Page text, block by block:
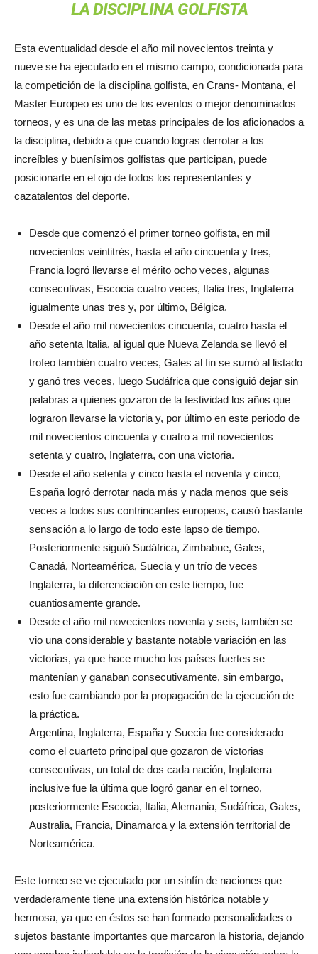
LA DISCIPLINA GOLFISTA
Esta eventualidad desde el año mil novecientos treinta y
nueve se ha ejecutado en el mismo campo, condicionada para
la competición de la disciplina golfista, en Crans- Montana, el
Master Europeo es uno de los eventos o mejor denominados
torneos, y es una de las metas principales de los aficionados a
la disciplina, debido a que cuando logras derrotar a los
increíbles y buenísimos golfistas que participan, puede
posicionarte en el ojo de todos los representantes y
cazatalentos del deporte.
Desde que comenzó el primer torneo golfista, en mil
novecientos veintitrés, hasta el año cincuenta y tres,
Francia logró llevarse el mérito ocho veces, algunas
consecutivas, Escocia cuatro veces, Italia tres, Inglaterra
igualmente unas tres y, por último, Bélgica.
Desde el año mil novecientos cincuenta, cuatro hasta el
año setenta Italia, al igual que Nueva Zelanda se llevó el
trofeo también cuatro veces, Gales al fin se sumó al listado
y ganó tres veces, luego Sudáfrica que consiguió dejar sin
palabras a quienes gozaron de la festividad los años que
lograron llevarse la victoria y, por último en este periodo de
mil novecientos cincuenta y cuatro a mil novecientos
setenta y cuatro, Inglaterra, con una victoria.
Desde el año setenta y cinco hasta el noventa y cinco,
España logró derrotar nada más y nada menos que seis
veces a todos sus contrincantes europeos, causó bastante
sensación a lo largo de todo este lapso de tiempo.
Posteriormente siguió Sudáfrica, Zimbabue, Gales,
Canadá, Norteamérica, Suecia y un trío de veces
Inglaterra, la diferenciación en este tiempo, fue
cuantiosamente grande.
Desde el año mil novecientos noventa y seis, también se
vio una considerable y bastante notable variación en las
victorias, ya que hace mucho los países fuertes se
mantenían y ganaban consecutivamente, sin embargo,
esto fue cambiando por la propagación de la ejecución de
la práctica.
Argentina, Inglaterra, España y Suecia fue considerado
como el cuarteto principal que gozaron de victorias
consecutivas, un total de dos cada nación, Inglaterra
inclusive fue la última que logró ganar en el torneo,
posteriormente Escocia, Italia, Alemania, Sudáfrica, Gales,
Australia, Francia, Dinamarca y la extensión territorial de
Norteamérica.
Este torneo se ve ejecutado por un sinfín de naciones que
verdaderamente tiene una extensión histórica notable y
hermosa, ya que en éstos se han formado personalidades o
sujetos bastante importantes que marcaron la historia, dejando